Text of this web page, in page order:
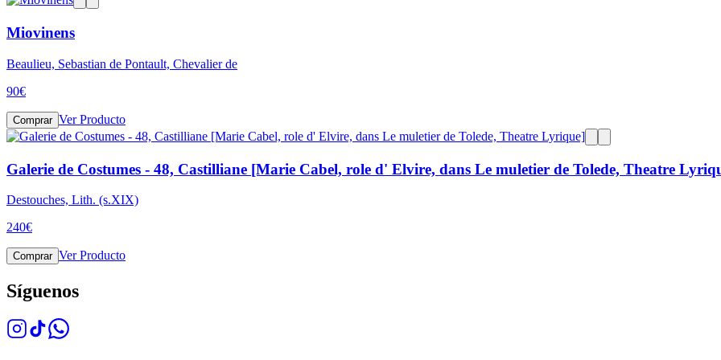
Miovinens
Beaulieu, Sebastian de Pontault, Chevalier de
90€
Comprar Ver Producto
Galerie de Costumes - 48, Castilliane [Marie Cabel, role d' Elvire, dans Le muletier de Tolede, Theatre
Destouches, Lith. (s.XIX)
240€
Comprar Ver Producto
Síguenos